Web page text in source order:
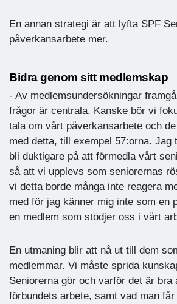
En annan strategi är att lyfta SPF
påverkansarbete mer.
Bidra genom sitt medlemskap
- Av medlemsundersökningar
frågor är centrala. Kanske bör vi
tala om vårt påverkansarbete och
med detta, till exempel 57:orna. Jag
bli duktigare på att förmedla vårt
så att vi upplevs som seniorernas
vi detta borde många inte reagera
med för jag känner mig inte som en
en medlem som stödjer oss i vårt
En utmaning blir att nå ut till dem
medlemmar. Vi måste sprida
Seniorerna gör och varför det är bra
förbundets arbete, samt vad man